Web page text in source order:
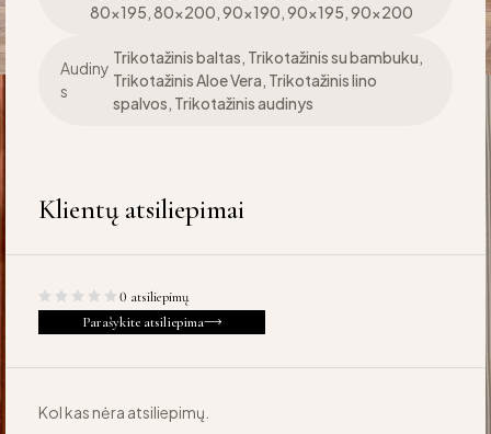
80×195, 80×200, 90×190, 90×195, 90×200
Audiny
s
Trikotažinis baltas, Trikotažinis su bambuku,
Trikotažinis Aloe Vera, Trikotažinis lino
spalvos, Trikotažinis audinys
Klientų atsiliepimai
0 atsiliepimų
Parašykite atsiliepima
Kol kas nėra atsiliepimų.